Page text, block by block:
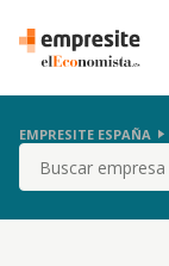
EMPRESITE ESPAÑA
Buscar